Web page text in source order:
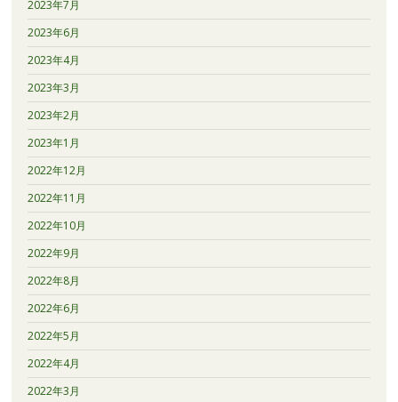
2023年7月
2023年6月
2023年4月
2023年3月
2023年2月
2023年1月
2022年12月
2022年11月
2022年10月
2022年9月
2022年8月
2022年6月
2022年5月
2022年4月
2022年3月